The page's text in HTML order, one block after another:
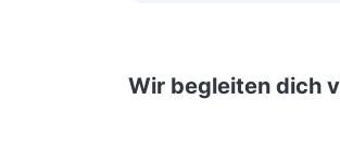
Wir begleiten dich